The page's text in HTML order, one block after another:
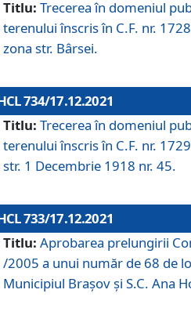
Titlu: Trecerea în domeniul
terenului înscris în C.F. nr.
zona str. Bârsei.
734/17.12.2021
Titlu: Trecerea în domeniul
terenului înscris în C.F. nr.
str. 1 Decembrie 1918 nr. 45.
733/17.12.2021
Titlu: Aprobarea prelungirii
/2005 a unui număr de 68 de
Municipiul Braşov şi S.C. Ana